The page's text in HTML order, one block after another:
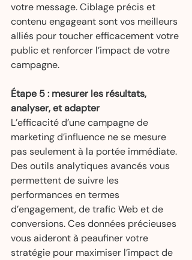
votre message. Ciblage précis et
contenu engageant sont vos meilleurs
alliés pour toucher efficacement votre
public et renforcer l’impact de votre
campagne.
Étape 5 : mesurer les résultats,
analyser, et adapter
L’efficacité d’une campagne de
marketing d’influence ne se mesure
pas seulement à la portée immédiate.
Des outils analytiques avancés vous
permettent de suivre les
performances en termes
d’engagement, de trafic Web et de
conversions. Ces données précieuses
vous aideront à peaufiner votre
stratégie pour maximiser l’impact de